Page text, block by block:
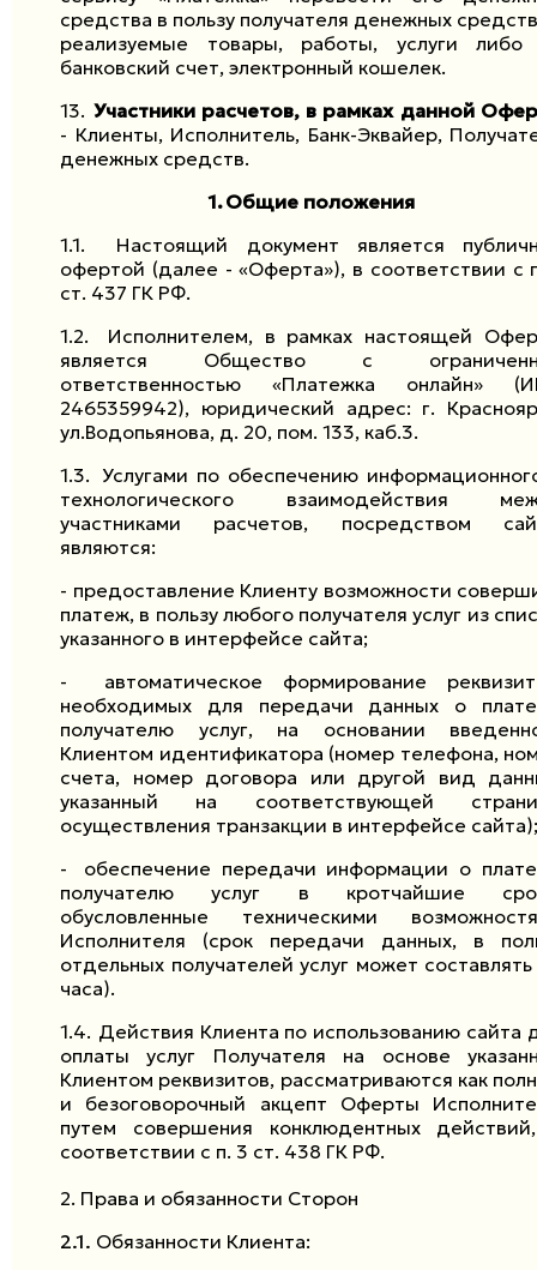
средства в пользу получателя денежных
реализуемые товары, работы, услуги либо
банковский счет, электронный кошелек.
13. Участники расчетов, в рамках данной
- Клиенты, Исполнитель, Банк-Эквайер,
денежных средств.
1.Общие положения
1.1.
Настоящий документ является
офертой (далее - «Оферта»), в соответствии с
ст. 437 ГК РФ.
1.2.
Исполнителем, в рамках настоящей
является Общество с
ответственностью «Платежка онлайн»
2465359942), юридический адрес: г.
ул.Водопьянова, д. 20, пом. 133, каб.3.
1.3. Услугами по обеспечению
технологического взаимодействия
участниками расчетов, посредством
являются:
- предоставление Клиенту возможности
платеж, в пользу любого получателя услуг из
указанного в интерфейсе сайта;
-
автоматическое формирование
необходимых для передачи данных о
получателю услуг, на основании
Клиентом идентификатора (номер телефона,
счета, номер договора или другой вид
указанный на соответствующей
осуществления транзакции в интерфейсе сайта);
-
обеспечение передачи информации о
получателю услуг в кротчайшие
обусловленные техническими
Исполнителя (срок передачи данных, в
отдельных получателей услуг может
часа).
1.4. Действия Клиента по использованию сайта
оплаты услуг Получателя на основе
Клиентом реквизитов, рассматриваются как
и безоговорочный акцепт Оферты
путем совершения конклюдентных
соответствии с п. 3 ст. 438 ГК РФ.
2. Права и обязанности Сторон
2.1. Обязанности Клиента: